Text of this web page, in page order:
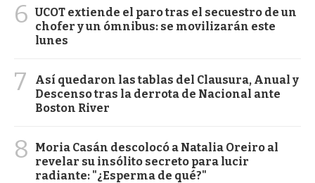
6 UCOT extiende el paro tras el secuestro de un
chofer y un ómnibus: se movilizarán este
lunes
7
Así quedaron las tablas del Clausura, Anual y
Descenso tras la derrota de Nacional ante
Boston River
8
Moria Casán descolocó a Natalia Oreiro al
revelar su insólito secreto para lucir
radiante: "¿Esperma de qué?"